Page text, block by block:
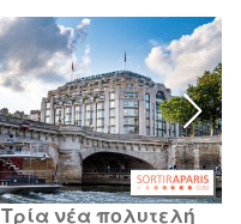
Τρία νέα πολυτελή